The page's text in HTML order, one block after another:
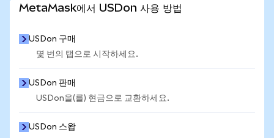
MetaMask에서 USDon 사용 방법
USDon 구매
몇 번의 탭으로 시작하세요.
USDon 판매
USDon을(를) 현금으로 교환하세요.
USDon 스왑